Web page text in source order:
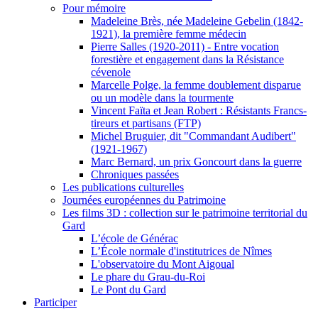
Pour mémoire
Madeleine Brès, née Madeleine Gebelin (1842-
1921), la première femme médecin
Pierre Salles (1920-2011) - Entre vocation
forestière et engagement dans la Résistance
cévenole
Marcelle Polge, la femme doublement disparue
ou un modèle dans la tourmente
Vincent Faïta et Jean Robert : Résistants Francs-
tireurs et partisans (FTP)
Michel Bruguier, dit "Commandant Audibert"
(1921-1967)
Marc Bernard, un prix Goncourt dans la guerre
Chroniques passées
Les publications culturelles
Journées européennes du Patrimoine
Les films 3D : collection sur le patrimoine territorial du
Gard
L’école de Générac
L’École normale d'institutrices de Nîmes
L'observatoire du Mont Aigoual
Le phare du Grau-du-Roi
Le Pont du Gard
Participer